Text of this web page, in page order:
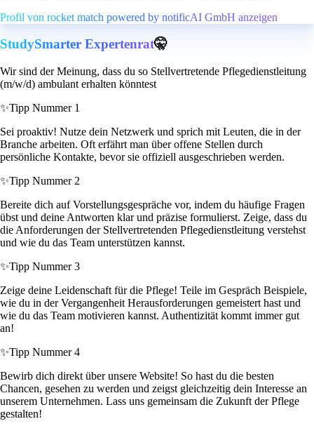
Profil von rocket match powered by notificAI GmbH anzeigen
StudySmarter Expertenrat🤫
Wir sind der Meinung, dass du so Stellvertretende Pflegedienstleitung
(m/w/d) ambulant erhalten könntest
✨Tipp Nummer 1
Sei proaktiv! Nutze dein Netzwerk und sprich mit Leuten, die in der
Branche arbeiten. Oft erfährt man über offene Stellen durch
persönliche Kontakte, bevor sie offiziell ausgeschrieben werden.
✨Tipp Nummer 2
Bereite dich auf Vorstellungsgespräche vor, indem du häufige Fragen
übst und deine Antworten klar und präzise formulierst. Zeige, dass du
die Anforderungen der Stellvertretenden Pflegedienstleitung verstehst
und wie du das Team unterstützen kannst.
✨Tipp Nummer 3
Zeige deine Leidenschaft für die Pflege! Teile im Gespräch Beispiele,
wie du in der Vergangenheit Herausforderungen gemeistert hast und
wie du das Team motivieren kannst. Authentizität kommt immer gut
an!
✨Tipp Nummer 4
Bewirb dich direkt über unsere Website! So hast du die besten
Chancen, gesehen zu werden und zeigst gleichzeitig dein Interesse an
unserem Unternehmen. Lass uns gemeinsam die Zukunft der Pflege
gestalten!